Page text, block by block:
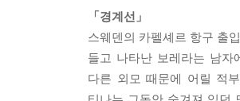
--- 「지나간 꿈은 흘려보내
분명했다. 확대한 사진을 보
한 사람은 오스카르 에릭손
「경계선」
스웨덴의 카펠셰르 항구 출
들고 나타난 보레라는 남자
다른 외모 때문에 어릴 적